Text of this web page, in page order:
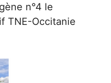
n°4 le
TNE-Occitanie